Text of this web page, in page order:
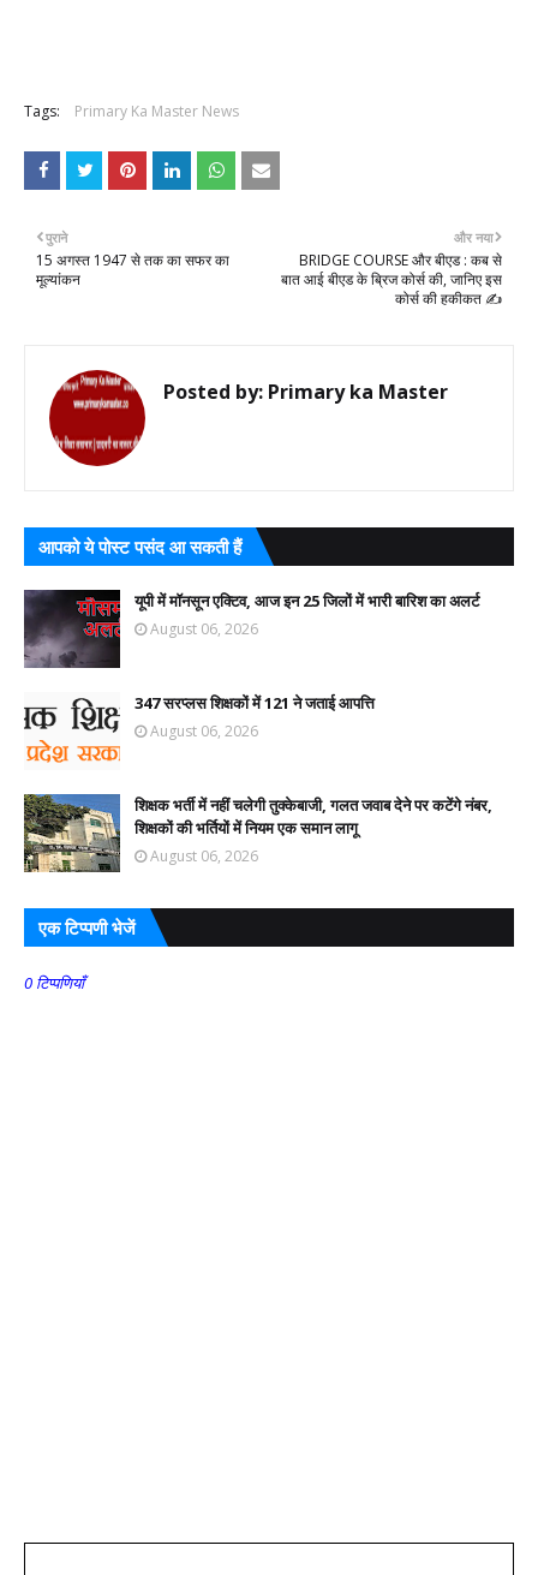
Tags: Primary Ka Master News
और नया
BRIDGE COURSE और बीएड : कब से
बात आई बीएड के ब्रिज कोर्स की, जानिए इस
कोर्स की हकीकत ✍️
पुराने
15 अगस्त 1947 से तक का सफर का
मूल्यांकन
Posted by: Primary ka Master
आपको ये पोस्ट पसंद आ सकती हैं
यूपी में मॉनसून एक्टिव, आज इन 25 जिलों में भारी बारिश का अलर्ट
August 06, 2026
347 सरप्लस शिक्षकों में 121 ने जताई आपत्ति
August 06, 2026
शिक्षक भर्ती में नहीं चलेगी तुक्केबाजी, गलत जवाब देने पर कटेंगे नंबर,
शिक्षकों की भर्तियों में नियम एक समान लागू
August 06, 2026
एक टिप्पणी भेजें
0 टिप्पणियाँ